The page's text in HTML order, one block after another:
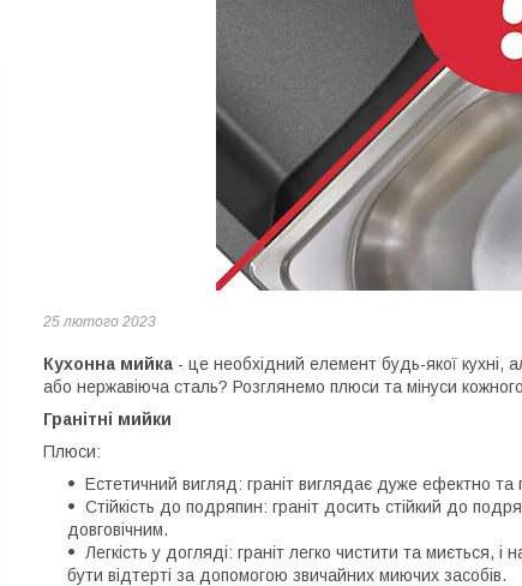
25 лютого 2023
Кухонна мийка - це необхідний елемент будь-якої кухні,
або нержавіюча сталь? Розглянемо плюси та мінуси
Гранітні мийки
Плюси:
Естетичний вигляд: граніт виглядає дуже ефектно
Стійкість до подряпин: граніт досить стійкий до
довговічним.
Легкість у догляді: граніт легко чистити та миється,
бути відтерті за допомогою звичайних миючих засобів.